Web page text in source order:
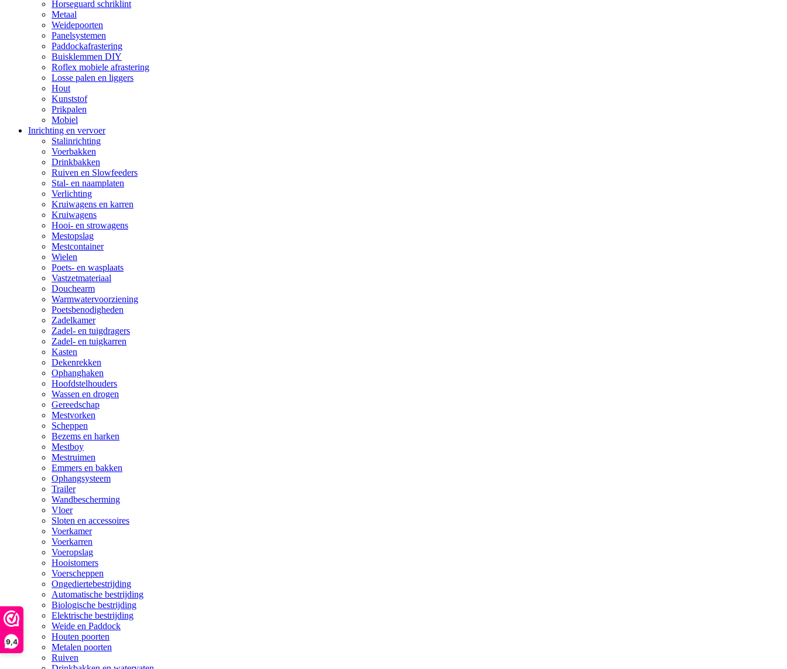
9,4
Horseguard schriklint
Metaal
Weidepoorten
Panelsystemen
Paddockafrastering
Buisklemmen DIY
Roflex mobiele afrastering
Losse palen en liggers
Hout
Kunststof
Prikpalen
Mobiel
Inrichting en vervoer
Stalinrichting
Voerbakken
Drinkbakken
Ruiven en Slowfeeders
Stal- en naamplaten
Verlichting
Kruiwagens en karren
Kruiwagens
Hooi- en strowagens
Mestopslag
Mestcontainer
Wielen
Poets- en wasplaats
Vastzetmateriaal
Douchearm
Warmwatervoorziening
Poetsbenodigheden
Zadelkamer
Zadel- en tuigdragers
Zadel- en tuigkarren
Kasten
Dekenrekken
Ophanghaken
Hoofdstelhouders
Wassen en drogen
Gereedschap
Mestvorken
Scheppen
Bezems en harken
Mestboy
Mestruimen
Emmers en bakken
Ophangsysteem
Trailer
Wandbescherming
Vloer
Sloten en accessoires
Voerkamer
Voerkarren
Voeropslag
Hooistomers
Voerscheppen
Ongediertebestrijding
Automatische bestrijding
Biologische bestrijding
Elektrische bestrijding
Weide en Paddock
Houten poorten
Metalen poorten
Ruiven